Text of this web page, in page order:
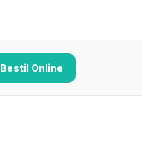
Bestil Online